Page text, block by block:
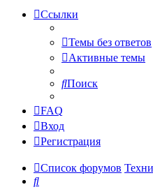
Ссылки
Темы без ответов
Активные темы
Поиск
FAQ
Вход
Регистрация
Список форумов
Поиск